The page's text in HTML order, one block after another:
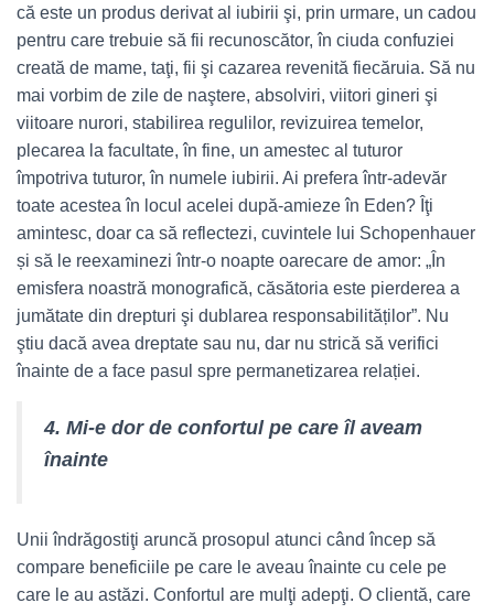
că este un produs derivat al iubirii şi, prin urmare, un cadou
pentru care trebuie să fii recunoscător, în ciuda confuziei
creată de mame, taţi, fii şi cazarea revenită fiecăruia. Să nu
mai vorbim de zile de naştere, absolviri, viitori gineri şi
viitoare nurori, stabilirea regulilor, revizuirea temelor,
plecarea la facultate, în fine, un amestec al tuturor
împotriva tuturor, în numele iubirii. Ai prefera într-adevăr
toate acestea în locul acelei după-amieze în Eden? Îţi
amintesc, doar ca să reflectezi, cuvintele lui Schopenhauer
și să le reexaminezi într-o noapte oarecare de amor: „În
emisfera noastră monografică, căsătoria este pierderea a
jumătate din drepturi şi dublarea responsabilităților”. Nu
ştiu dacă avea dreptate sau nu, dar nu strică să verifici
înainte de a face pasul spre permanetizarea relației.
4. Mi-e dor de confortul pe care îl aveam
înainte
Unii îndrăgostiţi aruncă prosopul atunci când încep să
compare beneficiile pe care le aveau înainte cu cele pe
care le au astăzi. Confortul are mulţi adepţi. O clientă, care